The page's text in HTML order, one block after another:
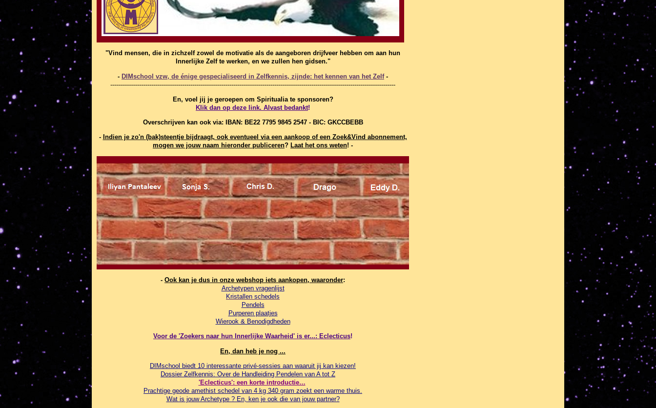
"Vind mensen, die in zichzelf zowel de motivatie als de aangeboren drijfveer hebben om aan hun
Innerlijke Zelf te werken, en we zullen hen gidsen."
- DIMschool vzw, de énige gespecialiseerd in Zelfkennis, zijnde: het kennen van het Zelf-
--------------------------------------------------------------------------------------------------------------------------------------------------
En, voel jij je geroepen om Spiritualia te sponsoren?
Klik dan op deze link. Alvast bedankt!
Overschrijven kan ook via: IBAN: BE22 7795 9845 2547 - BIC: GKCCBEBB
- Indien je zo'n (bak)steentje bijdraagt, ook eventueel via een aankoop of een Zoek&Vind abonnement,
mogen we jouw naam hieronder publiceren? Laat het ons weten! -
- Ook kan je dus in onze webshop iets aankopen, waaronder:
Archetypen vragenlijst
Kristallen schedels
Pendels
Purperen plaatjes
Wierook & Benodigdheden
Voor de 'Zoekers naar hun Innerlijke Waarheid' is er...: Eclecticus!
En, dan heb je nog ...
DIMschool biedt 10 interessante privé-sessies aan waaruit jij kan kiezen!
Dossier Zelfkennis: Over de Handleiding Pendelen van A tot Z
'Eclecticus': een korte introductie…
Prachtige geode amethist schedel van 4 kg 340 gram zoekt een warme thuis.
Wat is jouw Archetype ? En, ken je ook die van jouw partner?